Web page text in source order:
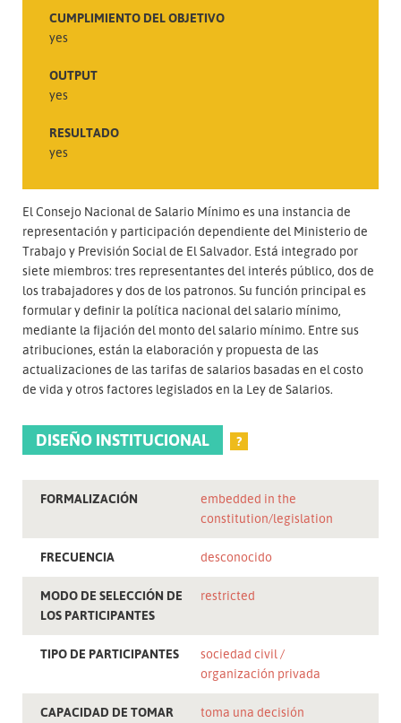
CUMPLIMIENTO DEL OBJETIVO
yes
OUTPUT
yes
RESULTADO
yes
El Consejo Nacional de Salario Mínimo es una instancia de
representación y participación dependiente del Ministerio de
Trabajo y Previsión Social de El Salvador. Está integrado por
siete miembros: tres representantes del interés público, dos de
los trabajadores y dos de los patronos. Su función principal es
formular y definir la política nacional del salario mínimo,
mediante la fijación del monto del salario mínimo. Entre sus
atribuciones, están la elaboración y propuesta de las
actualizaciones de las tarifas de salarios basadas en el costo
de vida y otros factores legislados en la Ley de Salarios.
DISEÑO INSTITUCIONAL ?
FORMALIZACIÓN
embedded in the
constitution/legislation
FRECUENCIA desconocido
MODO DE SELECCIÓN DE
LOS PARTICIPANTES
restricted
TIPO DE PARTICIPANTES
sociedad civil
organización privada
CAPACIDAD DE TOMAR
toma una decisión